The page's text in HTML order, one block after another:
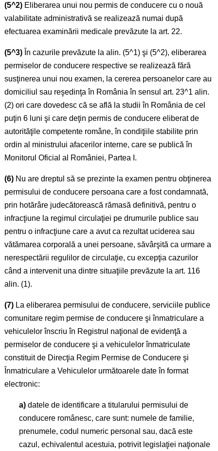
(5^2)Eliberarea unui nou permis de conducere cu o nouă
valabilitate administrativă se realizează numai după
efectuarea examinării medicale prevăzute la art. 22.
(5^3)În cazurile prevăzute la alin. (5^1) şi (5^2), eliberarea
permiselor de conducere respective se realizează fără
susţinerea unui nou examen, la cererea persoanelor care au
domiciliul sau reşedinţa în România în sensul art. 23^1 alin.
(2) ori care dovedesc că se află la studii în România de cel
puţin 6 luni şi care deţin permis de conducere eliberat de
autorităţile competente române, în condiţiile stabilite prin
ordin al ministrului afacerilor interne, care se publică în
Monitorul Oficial al României, Partea I.
(6)Nu are dreptul să se prezinte la examen pentru obţinerea
permisului de conducere persoana care a fost condamnată,
prin hotărâre judecătorească rămasă definitivă, pentru o
infracţiune la regimul circulaţiei pe drumurile publice sau
pentru o infracţiune care a avut ca rezultat uciderea sau
vătămarea corporală a unei persoane, săvârşită ca urmare a
nerespectării regulilor de circulaţie, cu excepţia cazurilor
când a intervenit una dintre situaţiile prevăzute la art. 116
alin. (1).
(7)La eliberarea permisului de conducere, serviciile publice
comunitare regim permise de conducere şi înmatriculare a
vehiculelor înscriu în Registrul naţional de evidenţă a
permiselor de conducere şi a vehiculelor înmatriculate
constituit de Direcţia Regim Permise de Conducere şi
Înmatriculare a Vehiculelor următoarele date în format
electronic:
a)datele de identificare a titularului permisului de
conducere românesc, care sunt: numele de familie,
prenumele, codul numeric personal sau, dacă este
cazul, echivalentul acestuia, potrivit legislaţiei naţionale